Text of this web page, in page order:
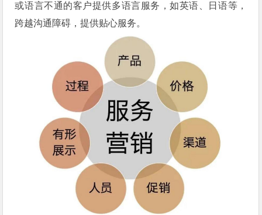
或语言不通的客户提供多语言服务，如英语、日语等，
跨越沟通障碍，提供贴心服务。